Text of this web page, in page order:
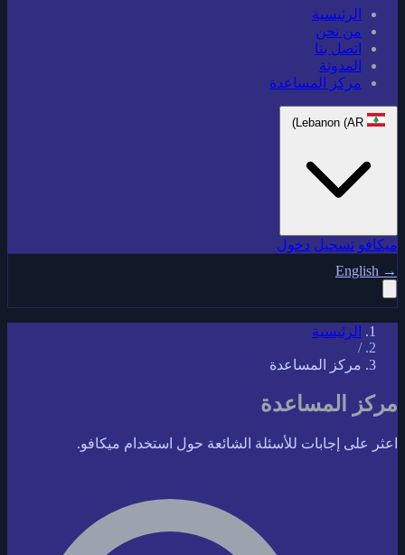
الرئيسية
من نحن
اتصل بنا
المدونة
مركز المساعدة
ميكافو تسجيل دخول
English →
الرئيسية
/
مركز المساعدة
مركز المساعدة
اعثر على إجابات للأسئلة الشائعة حول استخدام ميكافو.